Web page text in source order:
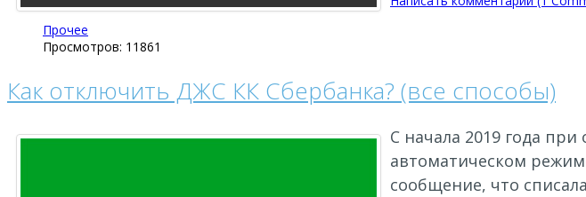
Прочее
Просмотров: 11861
Как отключить ДЖС КК Сбербанка? (все способы)
С начала 2019 года
автоматическом
сообщение, что